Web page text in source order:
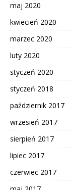
maj 2020
kwiecień 2020
marzec 2020
luty 2020
styczeń 2020
styczeń 2018
październik 2017
wrzesień 2017
sierpień 2017
lipiec 2017
czerwiec 2017